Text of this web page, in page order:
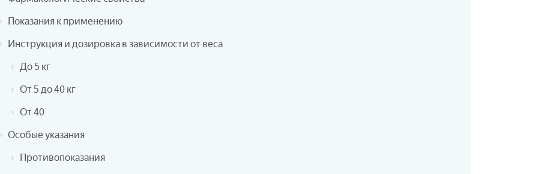
Показания к применению
Инструкция и дозировка в зависимости от веса
До 5 кг
От 5 до 40 кг
От 40
Особые указания
Противопоказания